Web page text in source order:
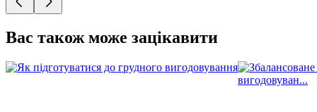
Вас також може зацікавити